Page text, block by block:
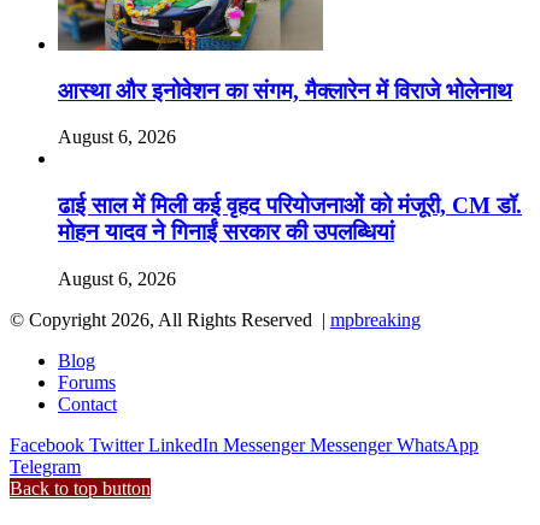
आस्था और इनोवेशन का संगम, मैक्लारेन में विराजे भोलेनाथ
August 6, 2026
ढाई साल में मिली कई वृहद परियोजनाओं को मंजूरी, CM डॉ.
मोहन यादव ने गिनाईं सरकार की उपलब्धियां
August 6, 2026
© Copyright 2026, All Rights Reserved | mpbreaking
Blog
Forums
Contact
Facebook Twitter LinkedIn Messenger Messenger WhatsApp
Telegram
Back to top button